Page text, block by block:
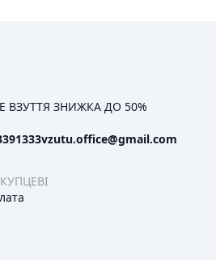
ВЗУТТЯ ЗНИЖКА ДО 50%
vzutu.office@gmail.com